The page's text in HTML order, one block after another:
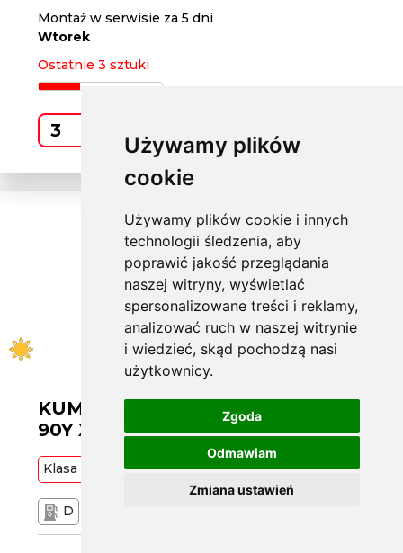
Używamy plików
cookie
Używamy plików cookie i innych
technologii śledzenia, aby
poprawić jakość przeglądania
naszej witryny, wyświetlać
spersonalizowane treści i reklamy,
analizować ruch w naszej witrynie
i wiedzieć, skąd pochodzą nasi
użytkownicy.
Zgoda
Odmawiam
Zmiana ustawień
Montaż w serwisie za 5 dni
Wtorek
Ostatnie 3 sztuki
KUMHO L245/30 ZR20 ECSTA PS71
90Y XL RG [22]
Klasa Średnia 90 Y
D